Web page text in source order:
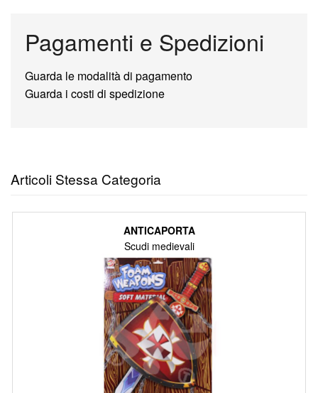
Pagamenti e Spedizioni
Guarda le modalità di pagamento
Guarda i costi di spedizione
Articoli Stessa Categoria
ANTICAPORTA
Scudi medievali